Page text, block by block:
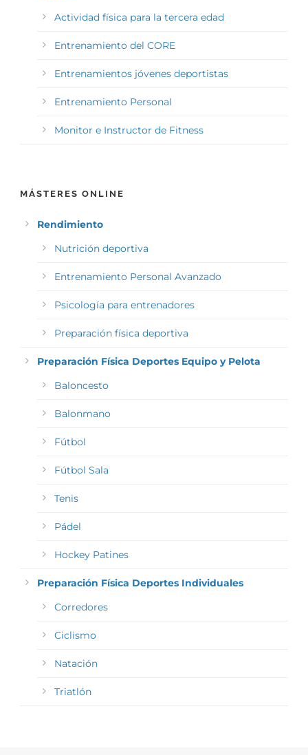
Actividad física para la tercera edad
Entrenamiento del CORE
Entrenamientos jóvenes deportistas
Entrenamiento Personal
Monitor e Instructor de Fitness
MÁSTERES ONLINE
Rendimiento
Nutrición deportiva
Entrenamiento Personal Avanzado
Psicología para entrenadores
Preparación física deportiva
Preparación Física Deportes Equipo y Pelota
Baloncesto
Balonmano
Fútbol
Fútbol Sala
Tenis
Pádel
Hockey Patines
Preparación Física Deportes Individuales
Corredores
Ciclismo
Natación
Triatlón